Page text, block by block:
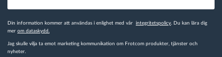
Din information kommer att användas i enlighet med vår integritetspolicy. Du kan lära dig
mer om dataskydd.
Jag skulle vilja ta emot marketing kommunikation om Frotcom produkter, tjänster och
nyheter.